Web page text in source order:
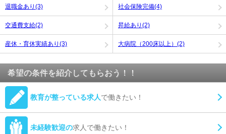
退職金あり(3) 社会保険完備(4)
交通費支給(2) 昇給あり(2)
産休・育休実績あり(3) 大病院（200床以上）(2)
希望の条件を紹介してもらおう！！
教育が整っている求人で働きたい！
未経験歓迎の求人で働きたい！